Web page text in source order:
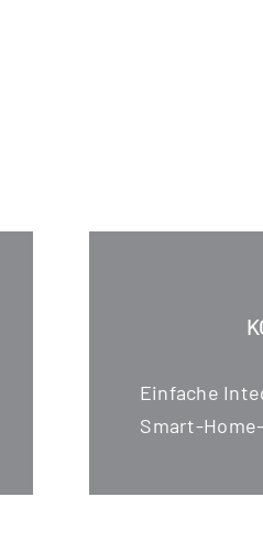
Ein­fa­che
Smart-